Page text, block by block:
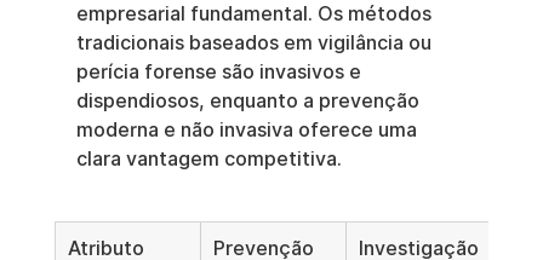
empresarial fundamental. Os métodos
tradicionais baseados em vigilância ou
perícia forense são invasivos e
dispendiosos, enquanto a prevenção
moderna e não invasiva oferece uma
clara vantagem competitiva.
Atributo
Prevenção
Investigação